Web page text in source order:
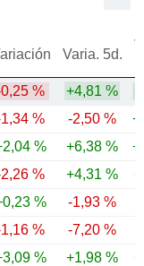
Varia. 5d.
% +4,81 %
% -2,50 %
% +6,38 %
% +4,31 %
% -1,93 %
% -7,20 %
% +1,98 %